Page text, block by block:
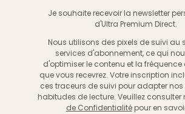
Je souhaite recevoir la newsletter
d'Ultra Premium Direct.
Nous utilisons des pixels de suivi au
services d'abonnement, ce qui
d'optimiser le contenu et la
que vous recevrez. Votre inscription
ces traceurs de suivi pour adapter nos
habitudes de lecture. Veuillez consulter
de Confidentialitépour en